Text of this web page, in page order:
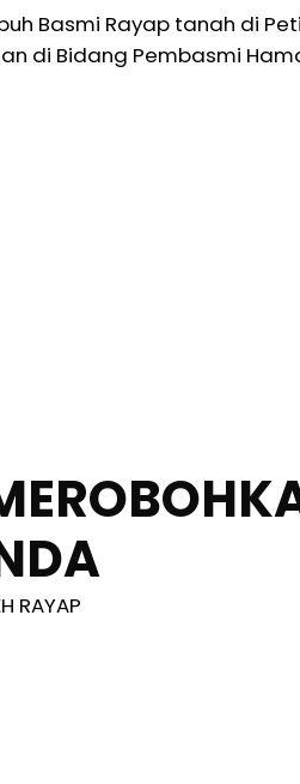
Basmi Rayap tanah di
di Bidang Pembasmi
RAYAP